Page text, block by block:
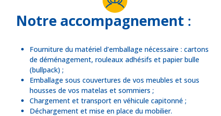
Notre accompagnement :
Fourniture du matériel d’emballage nécessaire : cartons
de déménagement, rouleaux adhésifs et papier bulle
(bullpack) ;
Emballage sous couvertures de vos meubles et sous
housses de vos matelas et sommiers ;
Chargement et transport en véhicule capitonné ;
Déchargement et mise en place du mobilier.